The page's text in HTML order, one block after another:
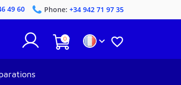
49 60 Phone: +34 942 71 97 35
0  